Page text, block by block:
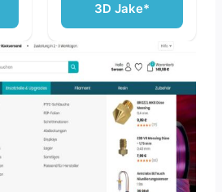
3D Jake*